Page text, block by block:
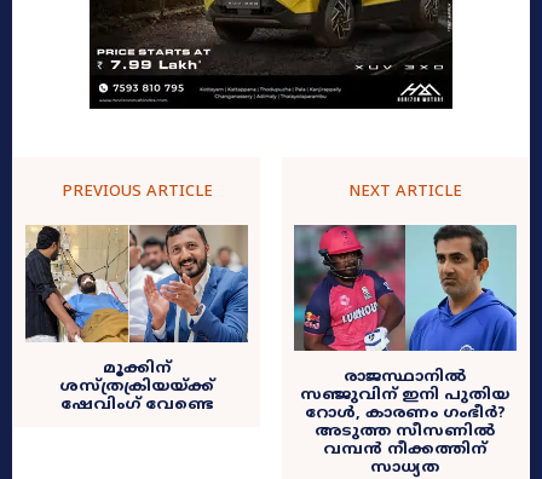
PREVIOUS ARTICLE
മൂക്കിന്
ശസ്ത്രക്രിയയ്ക്ക്
ഷേവിംഗ് വേണ്ടെ
NEXT ARTICLE
രാജസ്ഥാനിൽ
സഞ്ജുവിന് ഇനി പുതിയ
റോൾ, കാരണം ഗംഭീർ?
അടുത്ത സീസണിൽ
വമ്പൻ നീക്കത്തിന്
സാധ്യത